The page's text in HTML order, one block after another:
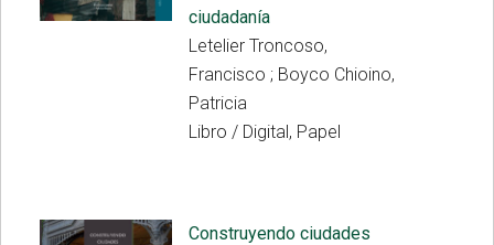
ciudadanía
Letelier Troncoso,
Francisco ; Boyco Chioino,
Patricia
Libro / Digital, Papel
Construyendo ciudades